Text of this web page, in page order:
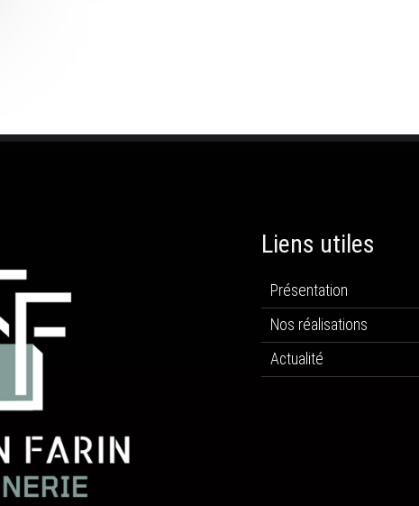
Liens utiles
Présentation
Nos réalisations
Actualité